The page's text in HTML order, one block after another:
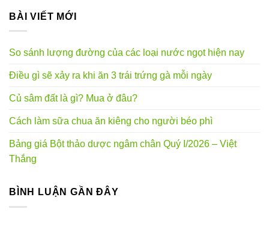
BÀI VIẾT MỚI
So sánh lượng đường của các loại nước ngọt hiện nay
Điều gì sẽ xảy ra khi ăn 3 trái trứng gà mỗi ngày
Củ sâm đất là gì? Mua ở đâu?
Cách làm sữa chua ăn kiêng cho người béo phì
Bảng giá Bột thảo dược ngâm chân Quý I/2026 – Việt
Thắng
BÌNH LUẬN GẦN ĐÂY